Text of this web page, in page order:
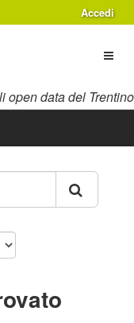
Accedi
open data del Trentino